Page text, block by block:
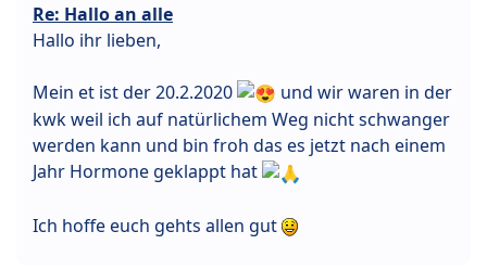
Re: Hallo an alle
Hallo ihr lieben,
Mein et ist der 20.2.2020
und wir waren in der
kwk weil ich auf natürlichem Weg nicht schwanger
werden kann und bin froh das es jetzt nach einem
Jahr Hormone geklappt hat
Ich hoffe euch gehts allen gut